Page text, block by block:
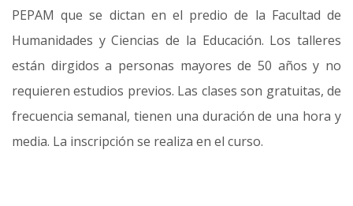
PEPAM que se dictan en el predio de la Facultad de
Humanidades y Ciencias de la Educación. Los talleres
están dirgidos a personas mayores de 50 años y no
requieren estudios previos. Las clases son gratuitas, de
frecuencia semanal, tienen una duración de una hora y
media. La inscripción se realiza en el curso.